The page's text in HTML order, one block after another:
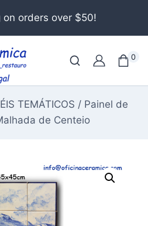
on orders over $50!
0
TEMÁTICOS / Painel de
de Centeio